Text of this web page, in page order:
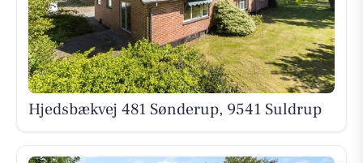
Hjedsbækvej 481 Sønderup, 9541 Suldrup